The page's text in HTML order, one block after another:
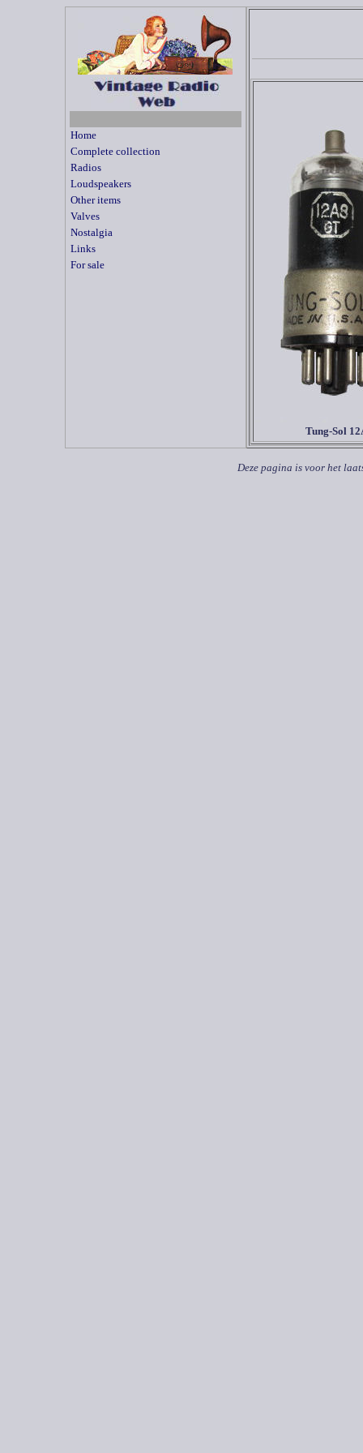
Home
Complete collection
Radios
Loudspeakers
Other items
Valves
Nostalgia
Links
For sale
Tung-Sol
Deze pagina is voor het